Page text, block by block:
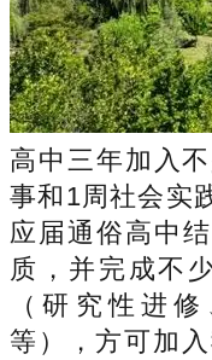
高中三年加入
事和1周社会实
应届通俗高中
质，并完成不
（研究性进
等），方可加